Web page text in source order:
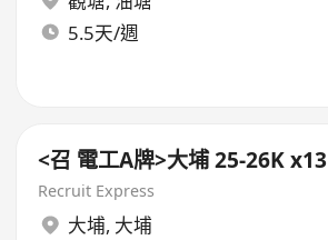
5.5天/週
<召 電工A牌>大埔 25-26K x13
Recruit Express
大埔, 大埔